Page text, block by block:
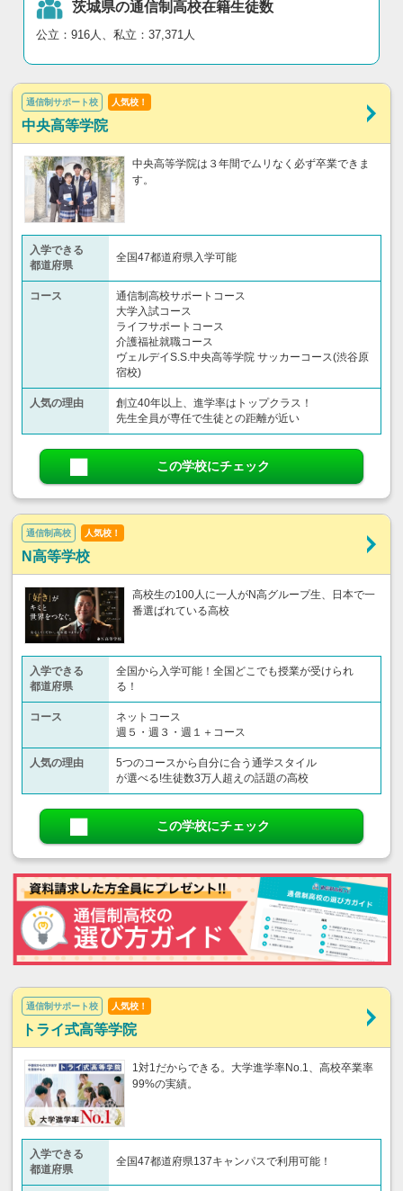
茨城県の通信制高校在籍生徒数
公立：916人、私立：37,371人
通信制サポート校 人気校！
中央高等学院
中央高等学院は３年間でムリなく必ず卒業できま
す。
入学できる
都道府県
全国47都道府県入学可能
コース
通信制高校サポートコース
大学入試コース
ライフサポートコース
介護福祉就職コース
ヴェルデイS.S.中央高等学院 サッカーコース(渋谷原
宿校)
人気の理由
創立40年以上、進学率はトップクラス！
先生全員が専任で生徒との距離が近い
この学校にチェック
通信制高校 人気校！
N高等学校
高校生の100人に一人がN高グループ生、日本で一
番選ばれている高校
入学できる
都道府県
全国から入学可能！全国どこでも授業が受けられ
る！
コース
ネットコース
週５・週３・週１＋コース
人気の理由
5つのコースから自分に合う通学スタイル
が選べる!生徒数3万人超えの話題の高校
この学校にチェック
通信制サポート校 人気校！
トライ式高等学院
1対1だからできる。大学進学率No.1、高校卒業率
99%の実績。
入学できる
都道府県
全国47都道府県137キャンパスで利用可能！